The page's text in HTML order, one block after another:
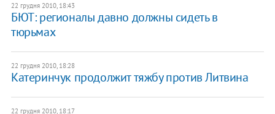
22 грудня 2010, 18:43
​БЮТ: регионалы давно должны сидеть в
тюрьмах
22 грудня 2010, 18:28
​Катеринчук продолжит тяжбу против Литвина
22 грудня 2010, 18:17